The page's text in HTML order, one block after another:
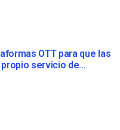
OTT para que las
servicio de